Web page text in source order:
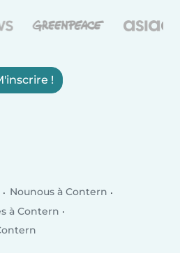
!
Nounous à Contern
à Contern